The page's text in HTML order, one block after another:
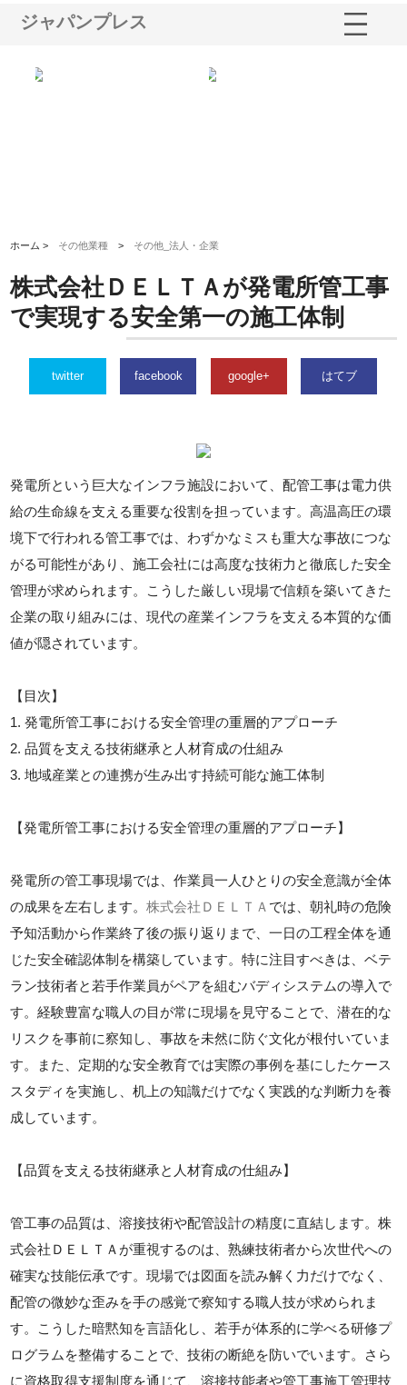
ジャパンプレス
ホーム > その他業種 > その他_法人・企業
株式会社ＤＥＬＴＡが発電所管工事
で実現する安全第一の施工体制
twitter facebook google+ はてブ
発電所という巨大なインフラ施設において、配管工事は電力供
給の生命線を支える重要な役割を担っています。高温高圧の環
境下で行われる管工事では、わずかなミスも重大な事故につな
がる可能性があり、施工会社には高度な技術力と徹底した安全
管理が求められます。こうした厳しい現場で信頼を築いてきた
企業の取り組みには、現代の産業インフラを支える本質的な価
値が隠されています。
【目次】
1. 発電所管工事における安全管理の重層的アプローチ
2. 品質を支える技術継承と人材育成の仕組み
3. 地域産業との連携が生み出す持続可能な施工体制
【発電所管工事における安全管理の重層的アプローチ】
発電所の管工事現場では、作業員一人ひとりの安全意識が全体
の成果を左右します。株式会社ＤＥＬＴＡ では、朝礼時の危険
予知活動から作業終了後の振り返りまで、一日の工程全体を通
じた安全確認体制を構築しています。特に注目すべきは、ベテ
ラン技術者と若手作業員がペアを組むバディシステムの導入で
す。経験豊富な職人の目が常に現場を見守ることで、潜在的な
リスクを事前に察知し、事故を未然に防ぐ文化が根付いていま
す。また、定期的な安全教育では実際の事例を基にしたケース
スタディを実施し、机上の知識だけでなく実践的な判断力を養
成しています。
【品質を支える技術継承と人材育成の仕組み】
管工事の品質は、溶接技術や配管設計の精度に直結します。株
式会社ＤＥＬＴＡが重視するのは、熟練技術者から次世代への
確実な技能伝承です。現場では図面を読み解く力だけでなく、
配管の微妙な歪みを手の感覚で察知する職人技が求められま
す。こうした暗黙知を言語化し、若手が体系的に学べる研修プ
ログラムを整備することで、技術の断絶を防いでいます。さら
に資格取得支援制度を通じて、溶接技能者や管工事施工管理技